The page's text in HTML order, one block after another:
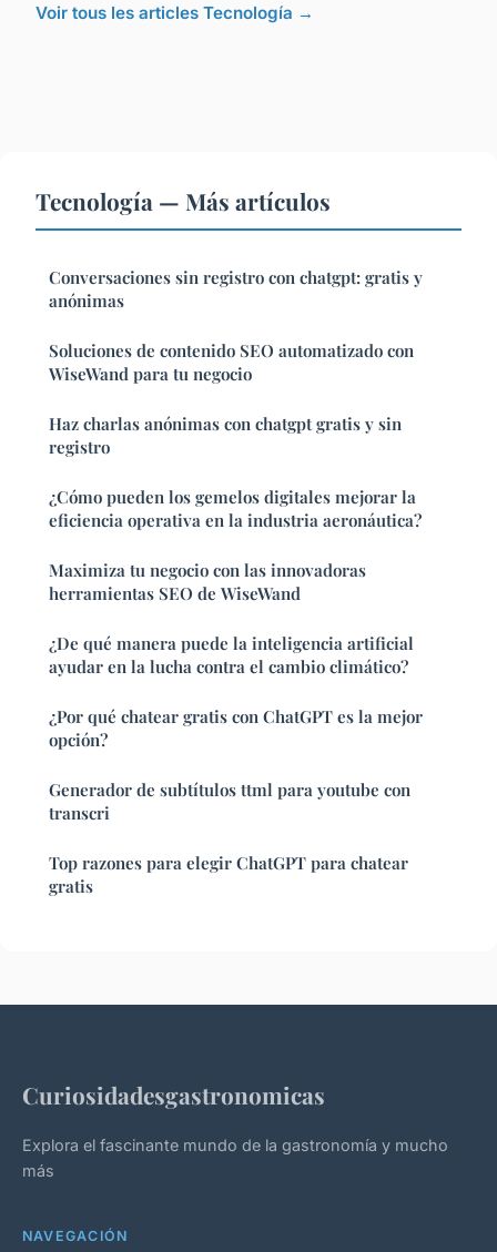
Voir tous les articles Tecnología →
Tecnología — Más artículos
Conversaciones sin registro con chatgpt: gratis y
anónimas
Soluciones de contenido SEO automatizado con
WiseWand para tu negocio
Haz charlas anónimas con chatgpt gratis y sin
registro
¿Cómo pueden los gemelos digitales mejorar la
eficiencia operativa en la industria aeronáutica?
Maximiza tu negocio con las innovadoras
herramientas SEO de WiseWand
¿De qué manera puede la inteligencia artificial
ayudar en la lucha contra el cambio climático?
¿Por qué chatear gratis con ChatGPT es la mejor
opción?
Generador de subtítulos ttml para youtube con
transcri
Top razones para elegir ChatGPT para chatear
gratis
Curiosidadesgastronomicas
Explora el fascinante mundo de la gastronomía y mucho
más
NAVEGACIÓN